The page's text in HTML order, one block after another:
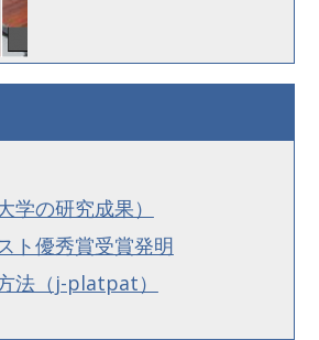
学の研究成果）
ト優秀賞受賞発明
法（j-platpat）